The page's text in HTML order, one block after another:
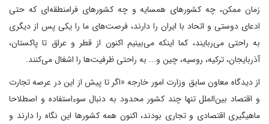
زمان ممکن، چه کشورهای همسایه و چه کشورهای فرامنطقه‌ای که حتی
ادعای دوستی و اتحاد با ایران را دارند، فرصت‌های ما را یکی پس از دیگری
به راحتی می‌ربایند، کما اینکه می‌بینیم اکنون از قطر و عراق تا پاکستان،
آذربایجان، ترکیه، روسیه، چین و... به راحتی ظرفیت‌ها را اشغال می‌کنند.
از دیدگاه معاون سابق وزارت امور خارجه «اگر تا پیش از این در عرصه تجارت
و اقتصاد بین‌الملل تنها چند کشور محدود به دنبال سوء‌استفاده و اصطلاحا
ماهیگیری اقتصادی و تجاری بودند، اکنون همه کشورها این نگاه را دارند و